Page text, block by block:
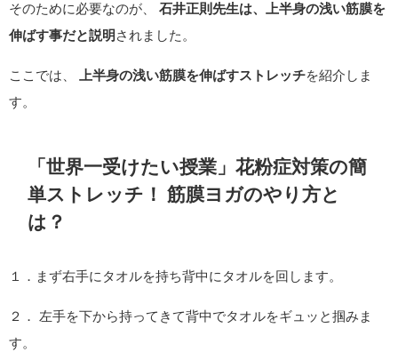
そのために必要なのが、 石井正則先生は、上半身の浅い筋膜を
伸ばす事だと説明 されました。
ここでは、 上半身の浅い筋膜を伸ばすストレッチを紹介しま
す。
「世界一受けたい授業」花粉症対策の簡
単ストレッチ！ 筋膜ヨガのやり方と
は？
１．まず右手にタオルを持ち背中にタオルを回します。
２． 左手を下から持ってきて背中でタオルをギュッと掴みま
す。